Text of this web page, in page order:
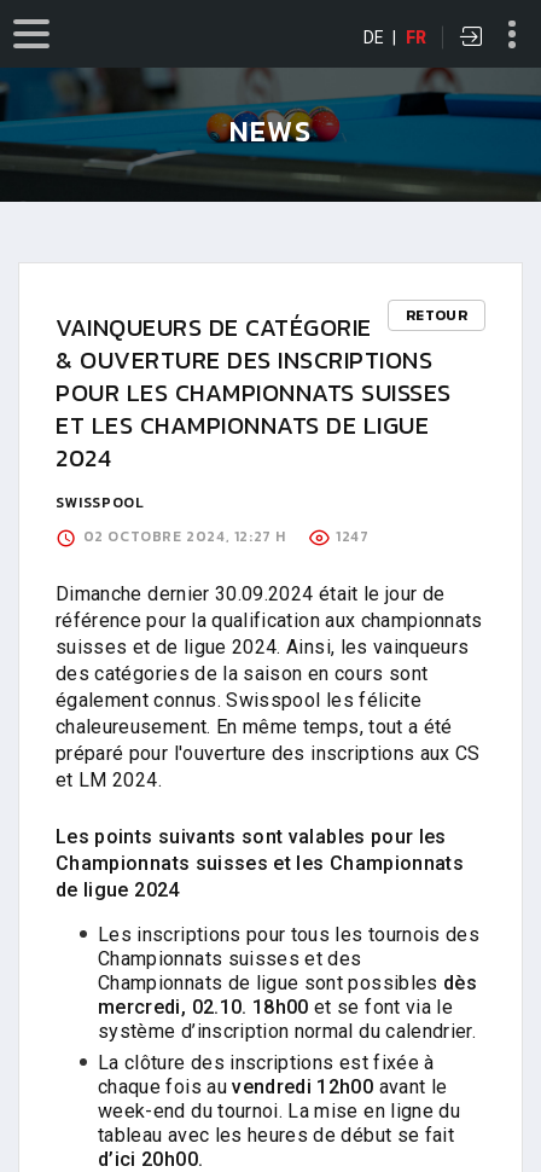
DE | FR
NEWS
RETOUR
VAINQUEURS DE CATÉGORIE
& OUVERTURE DES INSCRIPTIONS
POUR LES CHAMPIONNATS SUISSES
ET LES CHAMPIONNATS DE LIGUE
2024
SWISSPOOL
02 OCTOBRE 2024, 12:27 H
1247
Dimanche dernier 30.09.2024 était le jour de
référence pour la qualification aux championnats
suisses et de ligue 2024. Ainsi, les vainqueurs
des catégories de la saison en cours sont
également connus. Swisspool les félicite
chaleureusement. En même temps, tout a été
préparé pour l'ouverture des inscriptions aux CS
et LM 2024.
Les points suivants sont valables pour les
Championnats suisses et les Championnats
de ligue 2024
Les inscriptions pour tous les tournois des
Championnats suisses et des
Championnats de ligue sont possibles dès
mercredi, 02.10. 18h00 et se font via le
système d’inscription normal du calendrier.
La clôture des inscriptions est fixée à
chaque fois auvendredi 12h00 avant le
week-end du tournoi. La mise en ligne du
tableau avec les heures de début se fait
d’ici 20h00.